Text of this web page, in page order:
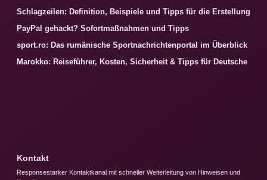
Schlagzeilen: Definition, Beispiele und Tipps für die Erstellung
PayPal gehackt? Sofortmaßnahmen und Tipps
sport.ro: Das rumänische Sportnachrichtenportal im Überblick
Marokko: Reiseführer, Kosten, Sicherheit & Tipps für Deutsche
Kontakt
Responsestarker Kontaktkanal mit schneller Weiterleitung von Hinweisen und